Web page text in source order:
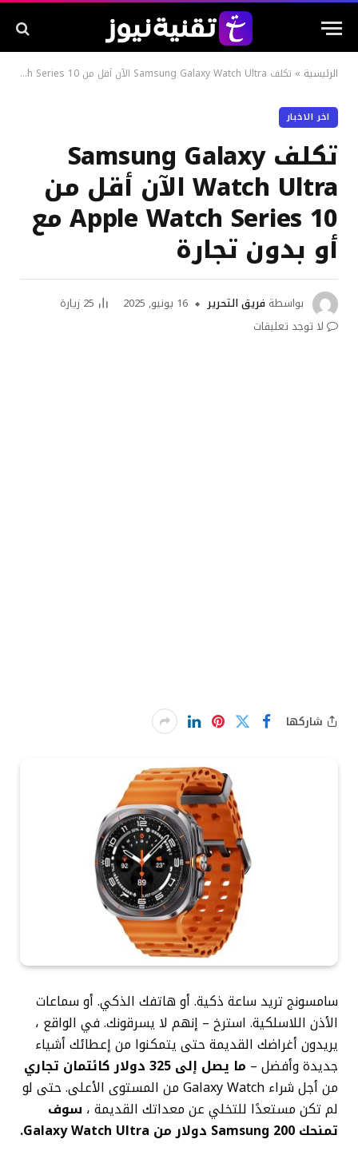
الرئيسية » تكلف Samsung Galaxy Watch Ultra الآن أقل من Apple Watch Series 10 مع أو بدون تجارة
اخر الاخبار
تكلف Samsung Galaxy
Watch Ultra الآن أقل من
Apple Watch Series 10 مع
أو بدون تجارة
بواسطة فريق التحرير 16 يونيو, 2025 25 زيارة
لا توجد تعليقات
شاركها
سامسونج تريد ساعة ذكية. أو هاتفك الذكي. أو سماعات
الأذن اللاسلكية. استرخ – إنهم لا يسرقونك. في الواقع ،
يريدون أغراضك القديمة حتى يتمكنوا من إعطائك أشياء
جديدة وأفضل – ما يصل إلى 325 دولار كائتمان تجاري
من أجل شراء Galaxy Watch من المستوى الأعلى. حتى لو
لم تكن مستعدًا للتخلي عن معداتك القديمة ، سوف
تمنحك Samsung 200 دولار من Galaxy Watch Ultra.